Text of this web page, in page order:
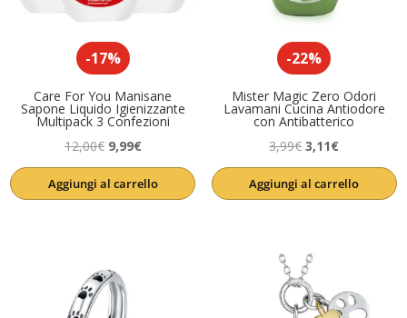
-17%
Care For You Manisane
Sapone Liquido Igienizzante
Multipack 3 Confezioni
12,00€ Il
prezzo
originale
9,99€Il
prezzo
attuale
Aggiungi al carrello
-22%
Mister Magic Zero Odori
Lavamani Cucina Antiodore
con Antibatterico
3,99€ Il
prezzo
originale
3,11€Il
prezzo
attuale
Aggiungi al carrello